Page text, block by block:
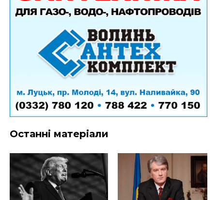
Останні матеріали